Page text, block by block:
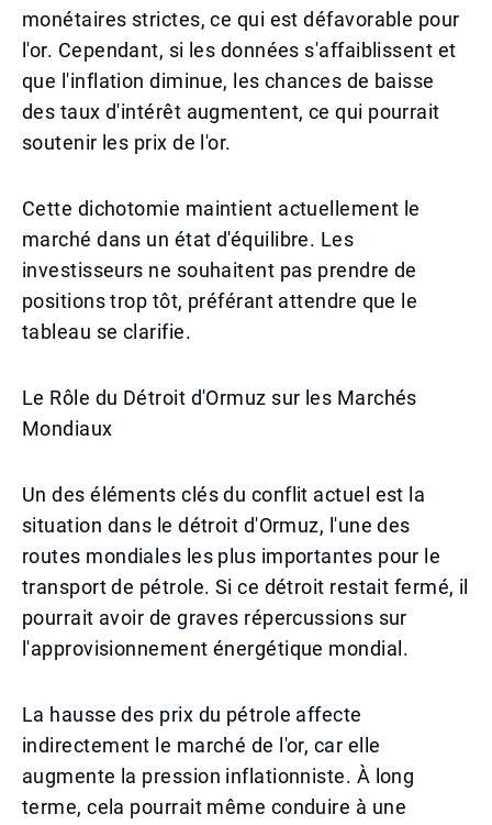
monétaires strictes, ce qui est défavorable pour
l'or. Cependant, si les données s'affaiblissent et
que l'inflation diminue, les chances de baisse
des taux d'intérêt augmentent, ce qui pourrait
soutenir les prix de l'or.
Cette dichotomie maintient actuellement le
marché dans un état d'équilibre. Les
investisseurs ne souhaitent pas prendre de
positions trop tôt, préférant attendre que le
tableau se clarifie.
Le Rôle du Détroit d'Ormuz sur les Marchés
Mondiaux
Un des éléments clés du conflit actuel est la
situation dans le détroit d'Ormuz, l'une des
routes mondiales les plus importantes pour le
transport de pétrole. Si ce détroit restait fermé, il
pourrait avoir de graves répercussions sur
l'approvisionnement énergétique mondial.
La hausse des prix du pétrole affecte
indirectement le marché de l'or, car elle
augmente la pression inflationniste. À long
terme, cela pourrait même conduire à une